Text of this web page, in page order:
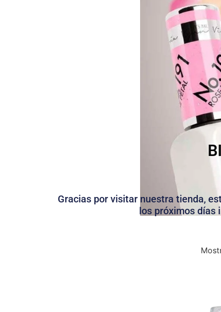
Gracias por visitar nuestra tienda,
los próximos días